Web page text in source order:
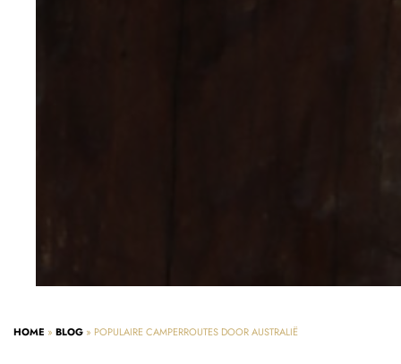
HOME » BLOG » POPULAIRE CAMPERROUTES DOOR AUSTRALIË